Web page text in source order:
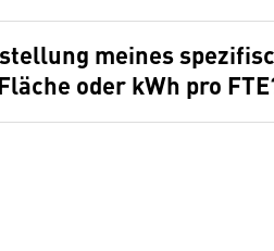
meines
oder kWh pro